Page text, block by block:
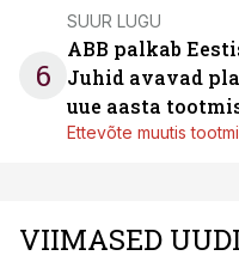
6
SUUR LUGU
ABB palkab
Juhid avavad
uue aasta
Ettevõte muutis
VIIMASED